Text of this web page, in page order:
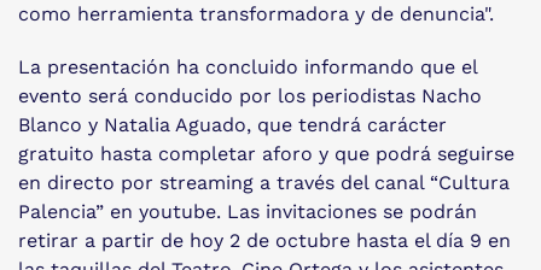
como herramienta transformadora y de denuncia".
La presentación ha concluido informando que el
evento será conducido por los periodistas Nacho
Blanco y Natalia Aguado, que tendrá carácter
gratuito hasta completar aforo y que podrá seguirse
en directo por streaming a través del canal “Cultura
Palencia” en youtube. Las invitaciones se podrán
retirar a partir de hoy 2 de octubre hasta el día 9 en